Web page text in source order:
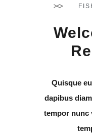
Quisque
dapibus
tempor nunc